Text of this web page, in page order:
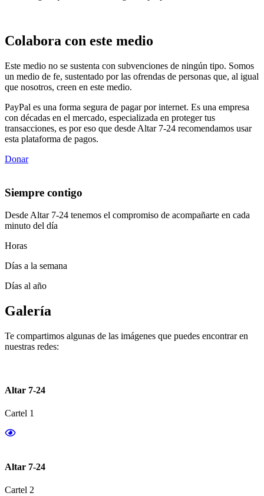
Colabora con este medio
Este medio no se sustenta con subvenciones de ningún tipo. Somos
un medio de fe, sustentado por las ofrendas de personas que, al igual
que nosotros, creen en este medio.
PayPal es una forma segura de pagar por internet. Es una empresa
con décadas en el mercado, especializada en proteger tus
transacciones, es por eso que desde Altar 7-24 recomendamos usar
esta plataforma de pagos.
Donar
Siempre contigo
Desde Altar 7-24 tenemos el compromiso de acompañarte en cada
minuto del día
Horas
Días a la semana
Días al año
Galería
Te compartimos algunas de las imágenes que puedes encontrar en
nuestras redes:
Altar 7-24
Cartel 1
Altar 7-24
Cartel 2